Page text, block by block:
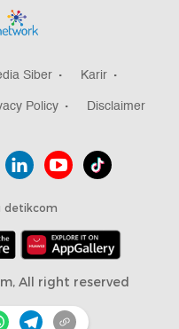
Siber
Karir
Policy Disclaimer
detikcom
All right reserved